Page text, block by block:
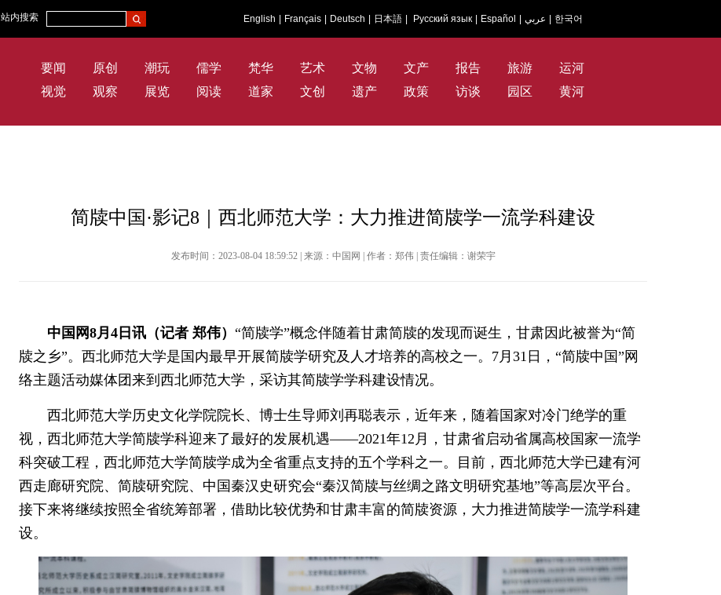
站内搜索 English Français Deutsch 日本語 Русский язык Español عربي 한국어
要闻 原创 潮玩 儒学 梵华 艺术 文物 文产 报告 旅游
运河
视觉
观察 展览 阅读 道家 文创 遗产 政策 访谈 园区 黄河
简牍中国·影记8｜西北师范大学：大力推进简牍学一流学科建设
发布时间：2023-08-04 18:59:52 | 来源：中国网 | 作者：郑伟 | 责任编辑：谢荣宇
中国网8月4日讯（记者 郑伟） “简牍学”概念伴随着甘肃简牍的发现而诞生，甘肃因此被誉为“简
牍之乡”。西北师范大学是国内最早开展简牍学研究及人才培养的高校之一。7月31日，“简牍中国”网
络主题活动媒体团来到西北师范大学，采访其简牍学学科建设情况。
西北师范大学历史文化学院院长、博士生导师刘再聪表示，近年来，随着国家对冷门绝学的重
视，西北师范大学简牍学科迎来了最好的发展机遇——2021年12月，甘肃省启动省属高校国家一流学
科突破工程，西北师范大学简牍学成为全省重点支持的五个学科之一。目前，西北师范大学已建有河
西走廊研究院、简牍研究院、中国秦汉史研究会“秦汉简牍与丝绸之路文明研究基地”等高层次平台。
接下来将继续按照全省统筹部署，借助比较优势和甘肃丰富的简牍资源，大力推进简牍学一流学科建
设。